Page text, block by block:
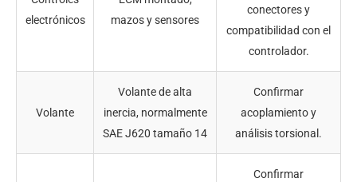
electrónicos
mazos y sensores
conectores y
compatibilidad con el
controlador.
Volante
Volante de alta
inercia, normalmente
SAE J620 tamaño 14
Confirmar
acoplamiento y
análisis torsional.
Confirmar